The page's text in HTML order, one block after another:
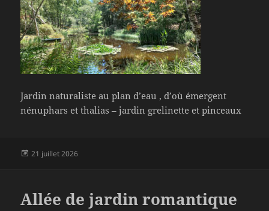
Jardin naturaliste au plan d’eau , d’où émergent
nénuphars et thalias – jardin grelinette et pinceaux
Publié
21 juillet 2026
Allée de jardin romantique